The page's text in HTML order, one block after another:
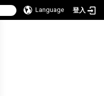
Language 登入